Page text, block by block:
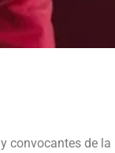
convocantes de la